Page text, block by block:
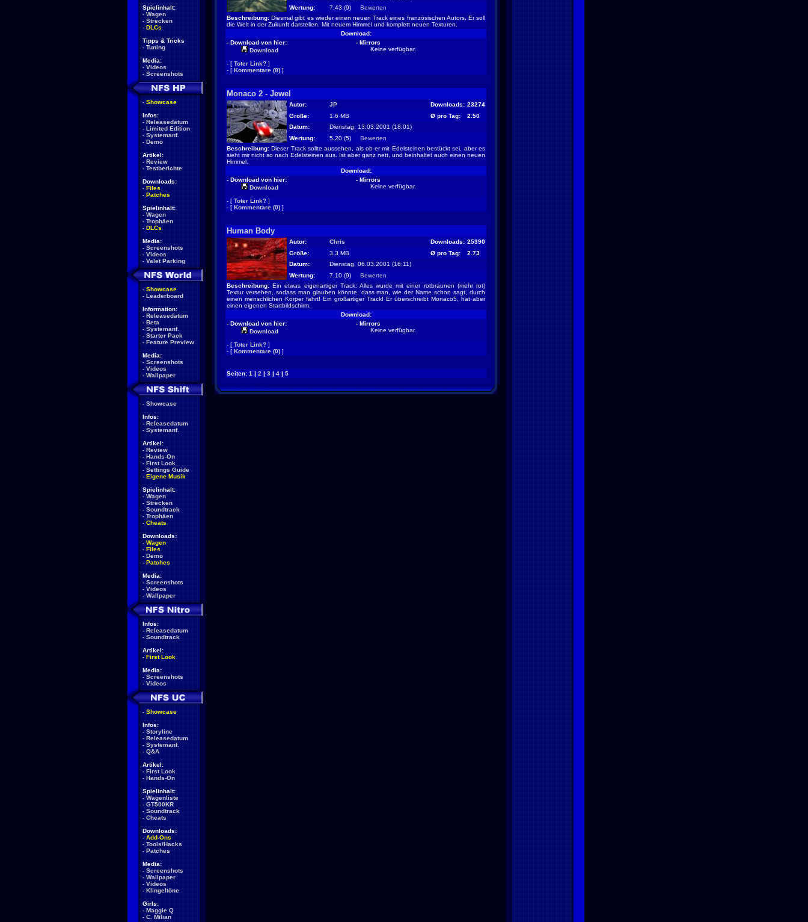
Spielinhalt:
- Wagen
- Strecken
- DLCs
Tipps & Tricks
- Tuning
Media:
- Videos
- Screenshots
- Showcase
Infos:
- Releasedatum
- Limited Edition
- Systemanf.
- Demo
Artikel:
- Review
- Testberichte
Downloads:
- Files
- Patches
Spielinhalt:
- Wagen
- Trophäen
- DLCs
Media:
- Screenshots
- Videos
- Valet Parking
- Showcase
- Leaderboard
Information:
- Releasedatum
- Beta
- Systemanf.
- Starter Pack
- Feature Preview
Media:
- Screenshots
- Videos
- Wallpaper
- Showcase
Infos:
- Releasedatum
- Systemanf.
Artikel:
- Review
- Hands-On
- First Look
- Settings Guide
- Eigene Musik
Spielinhalt:
- Wagen
- Strecken
- Soundtrack
- Trophäen
- Cheats
Downloads:
- Wagen
- Files
- Demo
- Patches
Media:
- Screenshots
- Videos
- Wallpaper
Infos:
- Releasedatum
- Soundtrack
Artikel:
- First Look
Media:
- Screenshots
- Videos
- Showcase
Infos:
- Storyline
- Releasedatum
- Systemanf.
- Q&A
Artikel:
- First Look
- Hands-On
Spielinhalt:
- Wagenliste
- GT500KR
- Soundtrack
- Cheats
Downloads:
- Add-Ons
- Tools/Hacks
- Patches
Media:
- Screenshots
- Wallpaper
- Videos
- Klingeltöne
Girls:
- Maggie Q
- C. Milian
Wertung:
7.43 (9) Bewerten
Beschreibung: Diesmal gibt es wieder einen neuen Track eines französischen Autors. Er soll
die Welt in der Zukunft darstellen. Mit neuem Himmel und komplett neuen Texturen.
Download:
- Download von hier:
Download
- Mirrors
Keine verfügbar.
- [ Toter Link? ]
- [ Kommentare (8) ]
Monaco 2 - Jewel
Autor: JP Downloads: 23274
Größe:
1.6 MB Ø pro Tag:
2.50
Datum:
Dienstag, 13.03.2001 (18:01)
Wertung:
5.20 (5) Bewerten
Beschreibung: Dieser Track sollte aussehen, als ob er mit Edelsteinen bestückt sei, aber es
sieht mir nicht so nach Edelsteinen aus. Ist aber ganz nett, und beinhaltet auch einen neuen
Himmel.
Download:
- Download von hier:
Download
- Mirrors
Keine verfügbar.
- [ Toter Link? ]
- [ Kommentare (0) ]
Human Body
Autor: Chris Downloads: 25390
Größe:
3.3 MB Ø pro Tag:
2.73
Datum:
Dienstag, 06.03.2001 (16:11)
Wertung:
7.10 (9) Bewerten
Beschreibung: Ein etwas eigenartiger Track: Alles wurde mit einer rotbraunen (mehr rot)
Textur versehen, sodass man glauben könnte, dass man, wie der Name schon sagt, durch
einen menschlichen Körper fährt! Ein großartiger Track! Er überschreibt Monaco5, hat aber
einen eigenen Startbildschirm.
Download:
- Download von hier:
Download
- Mirrors
Keine verfügbar.
- [ Toter Link? ]
- [ Kommentare (0) ]
Seiten: 1 | 2 | 3 | 4 | 5